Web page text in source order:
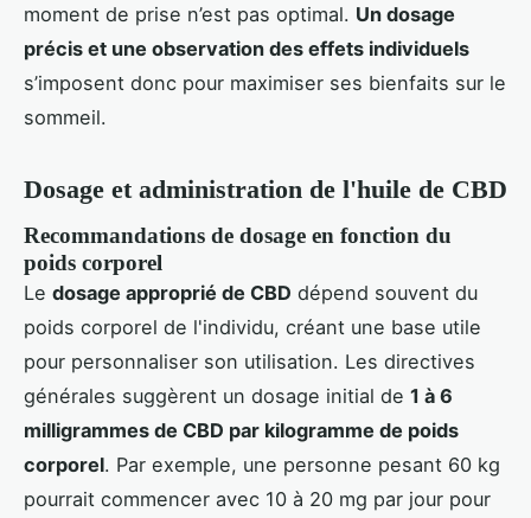
moment de prise n’est pas optimal. Un dosage
précis et une observation des effets individuels
s’imposent donc pour maximiser ses bienfaits sur le
sommeil.
Dosage et administration de l'huile de CBD
Recommandations de dosage en fonction du
poids corporel
Le dosage approprié de CBD dépend souvent du
poids corporel de l'individu, créant une base utile
pour personnaliser son utilisation. Les directives
générales suggèrent un dosage initial de 1 à 6
milligrammes de CBD par kilogramme de poids
corporel. Par exemple, une personne pesant 60 kg
pourrait commencer avec 10 à 20 mg par jour pour